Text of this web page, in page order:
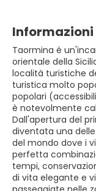
Taormina è
orientale della
località turistiche
turistica molto
popolari
è notevolmente
Dall'apertura del
diventata una
del mondo dove i
perfetta
tempi,
di vita elegante e